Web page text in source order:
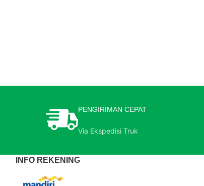
PENGIRIMAN CEPAT
Via Ekspedisi Truk
INFO REKENING